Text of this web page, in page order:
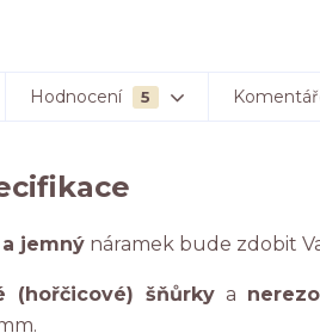
Hodnocení 5
jemný náramek bude zdobit
(hořčicové) šňůrkya